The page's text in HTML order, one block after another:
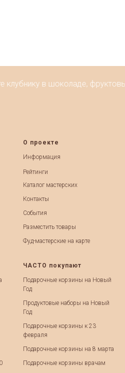
в шоколаде,
О проекте
Информация
Рейтинги
Каталог мастерских
Контакты
События
Разместить товары
Фуд-мастерские на карте
ЧАСТО покупают
Подарочные корзины на Новый
Год
Продуктовые наборы на Новый
Год
Подарочные корзины к 23
февраля
Подарочные корзины на 8 марта
Подарочные корзины врачам